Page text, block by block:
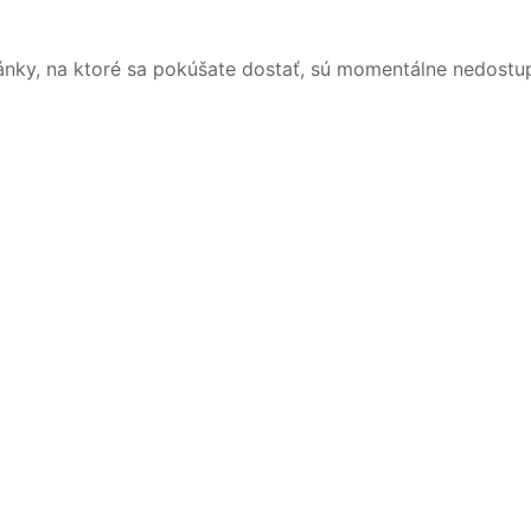
na ktoré sa pokúšate dostať, sú momentálne